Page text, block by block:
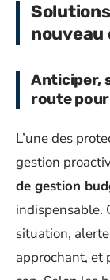
nouveau
Anticiper,
route
L’une des
gestion
de gestion
indispensable.
situation,
approchant, et